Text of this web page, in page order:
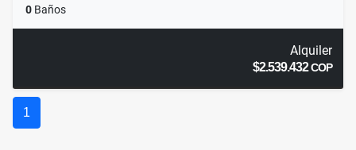
0 Baños
Alquiler
$2.539.432COP
1